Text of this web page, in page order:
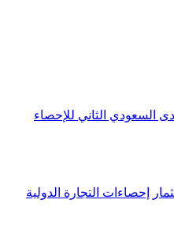
السعودي الثاني للإحصاء
إحصاءات التجارة الدولية